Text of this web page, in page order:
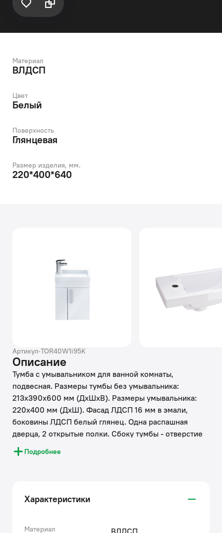
Материал
ВЛДСП
Цвет
Белый
Поверхность
Глянцевая
Размер изделия, мм.
220*400*640
Артикул·TOR40W1i95K
Описание
Тумба с умывальником для ванной комнаты,
подвесная. Размеры тумбы без умывальника:
213х390х600 мм (ДхШхВ). Размеры умывальника:
220х400 мм (ДхШ). Фасад ЛДСП 16 мм в эмали,
боковины ЛДСП белый глянец. Одна распашная
дверца, 2 открытые полки. Сбоку тумбы - отверстие
для гигиенического душа с пластиковым кольцом.
Петли с доводчиком. Материал умывальника: фаянс,
Подробнее
Характеристики
Материал ВЛДСП